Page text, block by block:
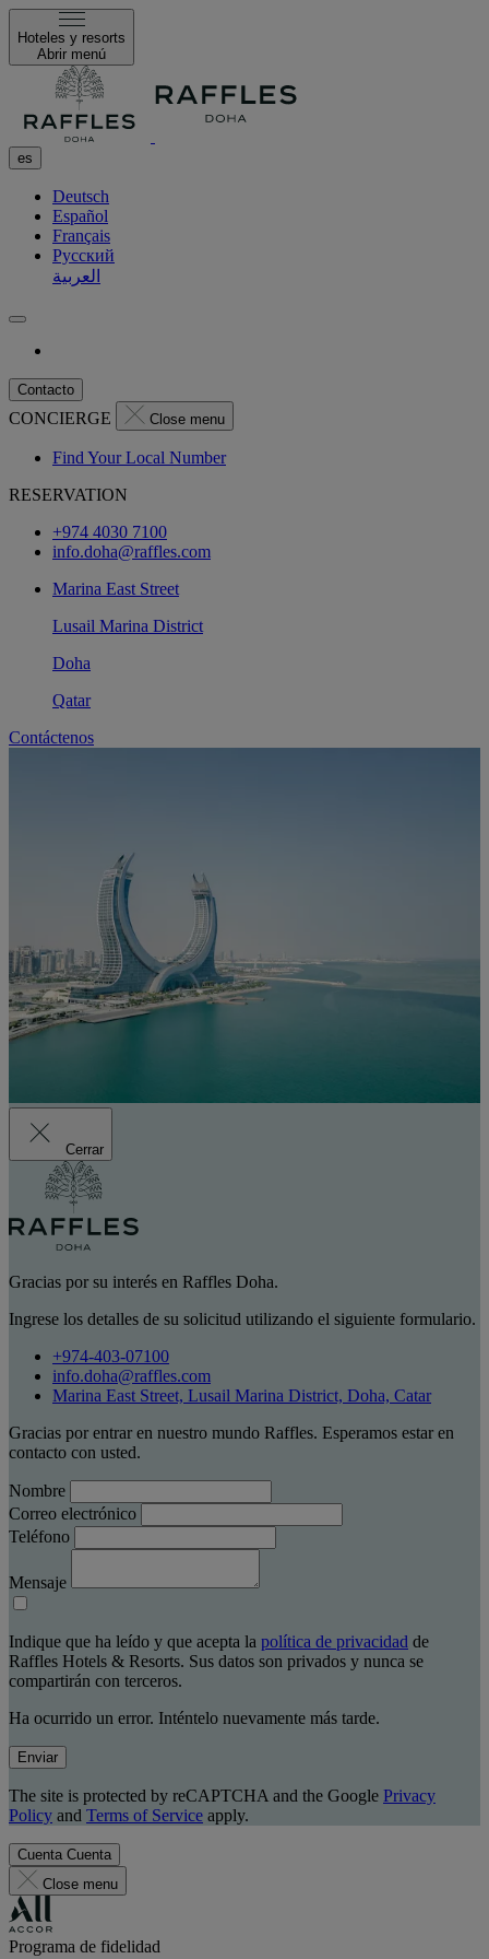
Hoteles y resorts
Abrir menú
es
Deutsch
Español
Français
Русский
العربية
Contacto
CONCIERGE Close menu
Find Your Local Number
RESERVATION
+974 4030 7100
info.doha@raffles.com
Marina East Street
Lusail Marina District
Doha
Qatar
Contáctenos
Cerrar
Gracias por su interés en Raffles Doha.
Ingrese los detalles de su solicitud utilizando el siguiente formulario.
+974-403-07100
info.doha@raffles.com
Marina East Street, Lusail Marina District, Doha, Catar
Gracias por entrar en nuestro mundo Raffles. Esperamos estar en
contacto con usted.
Nombre
Correo electrónico
Teléfono
Mensaje
Indique que ha leído y que acepta la política de privacidad de
Raffles Hotels & Resorts. Sus datos son privados y nunca se
compartirán con terceros.
Ha ocurrido un error. Inténtelo nuevamente más tarde.
Enviar
The site is protected by reCAPTCHA and the Google Privacy
Policy and Terms of Service apply.
Cuenta Cuenta
Close menu
Programa de fidelidad